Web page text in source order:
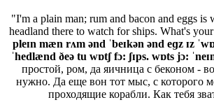
"I'm a plain man; rum and bacon and eggs is
headland there to watch for ships. What's
pleɪn mæn rʌm ənd ˈbeɪkən ənd eɡz ɪz
ˈhedlænd ðeə tu wɒtʃ fɔ: ʃɪps. wɒts jɔ:
простой, ром, да яичница с беконом -
нужно. Да еще вон тот мыс, с которого
проходящие корабли. Как тебя